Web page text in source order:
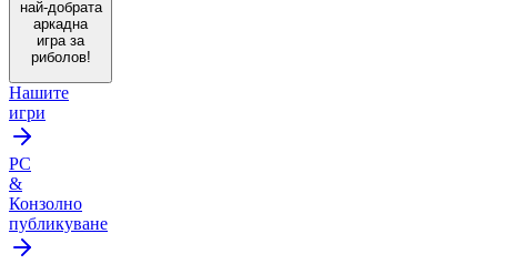
най-добрата
аркадна
игра за
риболов!
Нашите
игри
PC
&
Конзолно
публикуване